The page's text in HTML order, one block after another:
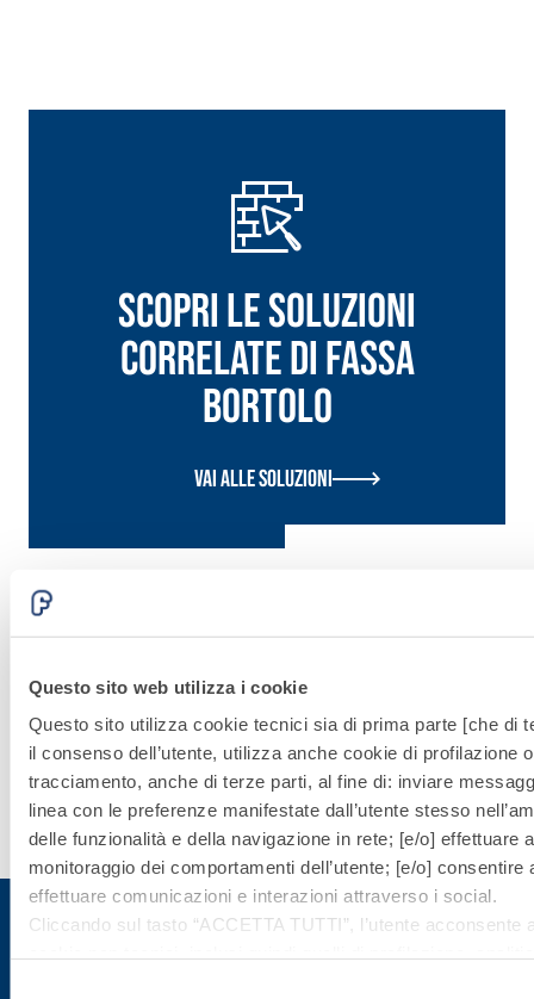
Questo sito web utilizza i cookie
Questo sito utilizza cookie tecnici sia di prima parte [che di
il consenso dell’utente, utilizza anche cookie di profilazione
tracciamento, anche di terze parti, al fine di: inviare
linea con le preferenze manifestate dall’utente stesso
delle funzionalità e della navigazione in rete; [e/o] effettuare
monitoraggio dei comportamenti dell’utente; [e/o] consentire
effettuare comunicazioni e interazioni attraverso i social.
Cliccando sul tasto “ACCETTA TUTTI”, l’utente acconsente
Scopri le soluzioni
correlate di Fassa
Bortolo
Vai alle soluzioni
POSA
Scopri di
più